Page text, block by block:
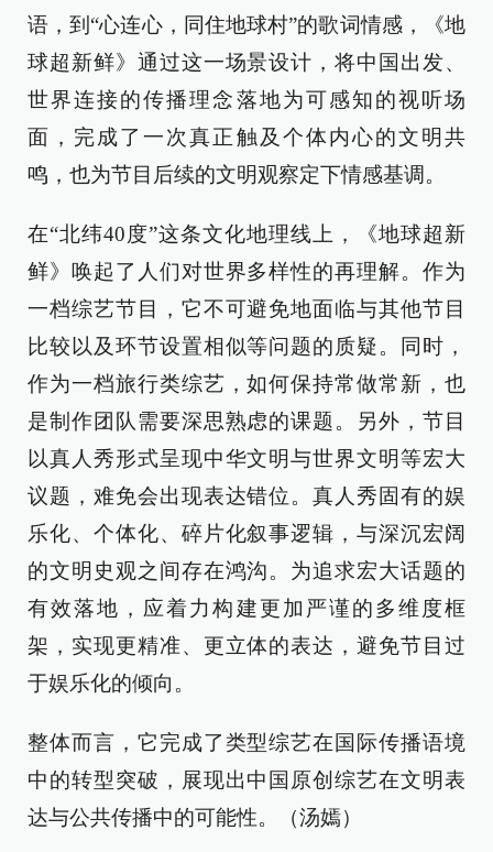
语，到“心连心，同住地球村”的歌词情感，《地
球超新鲜》通过这一场景设计，将中国出发、
世界连接的传播理念落地为可感知的视听场
面，完成了一次真正触及个体内心的文明共
鸣，也为节目后续的文明观察定下情感基调。
在“北纬40度”这条文化地理线上，《地球超新
鲜》唤起了人们对世界多样性的再理解。作为
一档综艺节目，它不可避免地面临与其他节目
比较以及环节设置相似等问题的质疑。同时，
作为一档旅行类综艺，如何保持常做常新，也
是制作团队需要深思熟虑的课题。另外，节目
以真人秀形式呈现中华文明与世界文明等宏大
议题，难免会出现表达错位。真人秀固有的娱
乐化、个体化、碎片化叙事逻辑，与深沉宏阔
的文明史观之间存在鸿沟。为追求宏大话题的
有效落地，应着力构建更加严谨的多维度框
架，实现更精准、更立体的表达，避免节目过
于娱乐化的倾向。
整体而言，它完成了类型综艺在国际传播语境
中的转型突破，展现出中国原创综艺在文明表
达与公共传播中的可能性。（汤嫣）